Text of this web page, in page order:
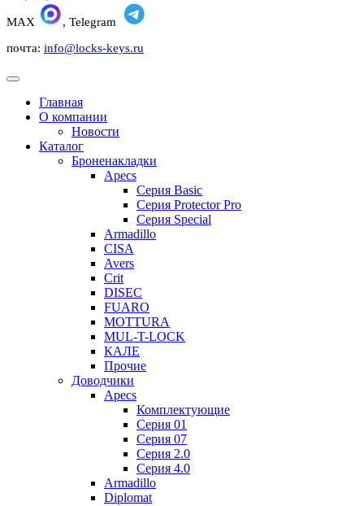
MAX
, Telegram
почта: info@locks-keys.ru
Главная
О компании
Новости
Каталог
Броненакладки
Apecs
Серия Basic
Серия Protector Pro
Серия Special
Armadillo
CISA
Avers
Crit
DISEC
FUARO
MOTTURA
MUL-T-LOCK
КАЛЕ
Прочие
Доводчики
Apecs
Комплектующие
Серия 01
Серия 07
Серия 2.0
Серия 4.0
Armadillo
Diplomat